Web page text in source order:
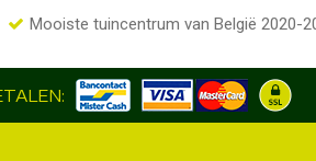
Mooiste tuincentrum van België 2020-